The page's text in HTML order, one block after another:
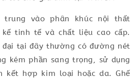
trung vào phân khúc nội thất
tinh tế và chất liệu cao cấp.
đại tại đây thường có đường nét
kém phần sang trọng, sử dụng
kết hợp kim loại hoặc da. Ghế